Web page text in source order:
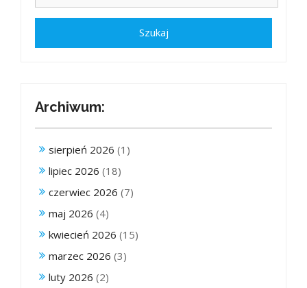
Archiwum:
sierpień 2026 (1)
lipiec 2026 (18)
czerwiec 2026 (7)
maj 2026 (4)
kwiecień 2026 (15)
marzec 2026 (3)
luty 2026 (2)